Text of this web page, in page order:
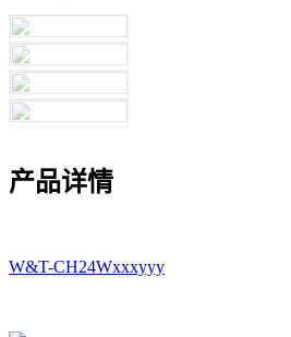
产品详情
W&T-CH24Wxxxyyy